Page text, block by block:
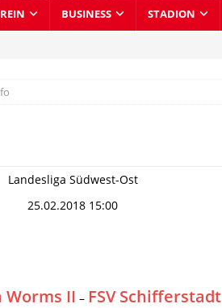
BUSINESS STADION
Landesliga Südwest-Ost
25.02.2018 15:00
II – FSV Schifferstadt